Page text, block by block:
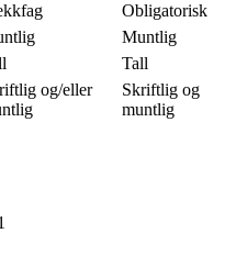
Obligatorisk
Muntlig
Tall
og/eller
Skriftlig og
muntlig